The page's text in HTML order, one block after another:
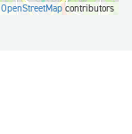
OpenStreetMap contributors